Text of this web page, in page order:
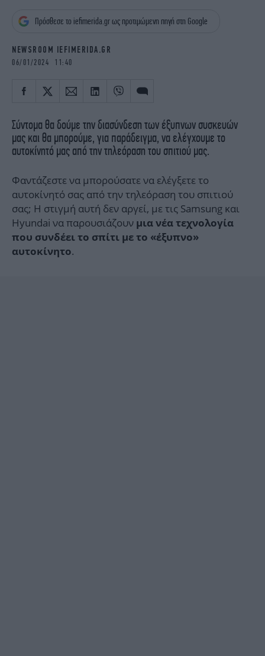
OSCARS
THE OCEAN
Πρόσθεσε το iefimerida.gr ως προτιμώμενη πηγή στη Google
NEWSROOM IEFIMERIDA.GR
06/01/2024 11:40
Σύντομα θα δούμε την διασύνδεση των έξυπνων συσκευών
μας και θα μπορούμε, για παράδειγμα, να ελέγχουμε το
αυτοκίνητό μας από την τηλεόραση του σπιτιού μας.
Φαντάζεστε να μπορούσατε να ελέγξετε το
αυτοκίνητό σας από την τηλεόραση του σπιτιού
σας; Η στιγμή αυτή δεν αργεί, με τις Samsung και
Hyundai να παρουσιάζουν μια νέα τεχνολογία
που συνδέει το σπίτι με το «έξυπνο»
αυτοκίνητο.